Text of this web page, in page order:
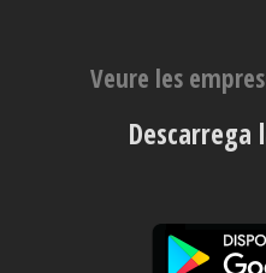
Veure les
Descarrega